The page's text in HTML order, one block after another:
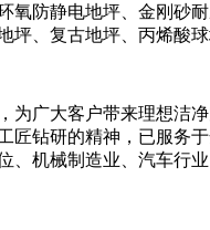
氧防静电地坪、金刚砂
、复古地坪、丙烯酸
广大客户带来理想洁
钻研的精神，已服务
机械制造业、汽车行